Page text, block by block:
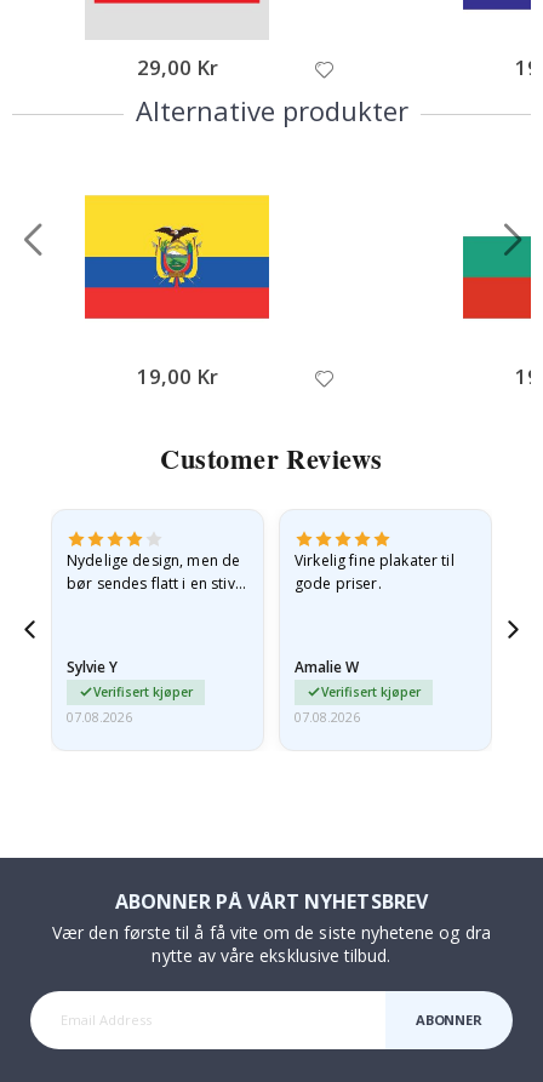
29,00 Kr
Alternative produkter
19,00 Kr
Customer Reviews
Nydelige design, men de
bør sendes flatt i en stiv
Sylvie Y
Verifisert kjøper
07.08.2026
Virkelig fine plakater til
gode priser.
Amalie W
Verifisert kjøper
07.08.2026
ABONNER PÅ VÅRT NYHETSBREV
Vær den første til å få vite om de siste nyhetene og dra
nytte av våre eksklusive tilbud.
ABONNER